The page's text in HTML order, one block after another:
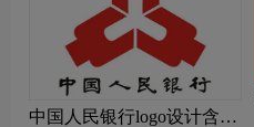
中国人民银行logo设计含义